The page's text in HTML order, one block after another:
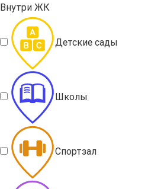
Внутри ЖК
Детские сады
Школы
Спортзал